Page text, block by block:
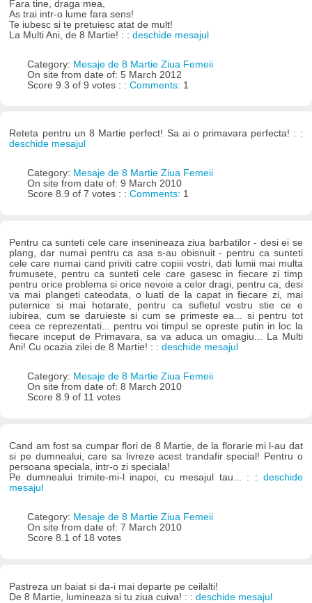
Fara tine, draga mea,
As trai intr-o lume fara sens!
Te iubesc si te pretuiesc atat de mult!
La Multi Ani, de 8 Martie! : :deschide mesajul
Category: Mesaje de 8 Martie Ziua Femeii
On site from date of: 5 March 2012
Score 9.3 of 9 votes : : Comments: 1
Reteta pentru un 8 Martie perfect! Sa ai o primavara perfecta! : :
deschide mesajul
Category: Mesaje de 8 Martie Ziua Femeii
On site from date of: 9 March 2010
Score 8.9 of 7 votes : : Comments: 1
Pentru ca sunteti cele care insenineaza ziua barbatilor - desi ei se
plang, dar numai pentru ca asa s-au obisnuit - pentru ca sunteti
cele care numai cand priviti catre copiii vostri, dati lumii mai multa
frumusete, pentru ca sunteti cele care gasesc in fiecare zi timp
pentru orice problema si orice nevoie a celor dragi, pentru ca, desi
va mai plangeti cateodata, o luati de la capat in fiecare zi, mai
puternice si mai hotarate, pentru ca sufletul vostru stie ce e
iubirea, cum se daruieste si cum se primeste ea... si pentru tot
ceea ce reprezentati... pentru voi timpul se opreste putin in loc la
fiecare inceput de Primavara, sa va aduca un omagiu... La Multi
Ani! Cu ocazia zilei de 8 Martie! : :deschide mesajul
Category: Mesaje de 8 Martie Ziua Femeii
On site from date of: 8 March 2010
Score 8.9 of 11 votes
Cand am fost sa cumpar flori de 8 Martie, de la florarie mi l-au dat
si pe dumnealui, care sa livreze acest trandafir special! Pentru o
persoana speciala, intr-o zi speciala!
Pe dumnealui trimite-mi-l inapoi, cu mesajul tau... : : deschide
mesajul
Category: Mesaje de 8 Martie Ziua Femeii
On site from date of: 7 March 2010
Score 8.1 of 18 votes
Pastreza un baiat si da-i mai departe pe ceilalti!
De 8 Martie, lumineaza si tu ziua cuiva! : :deschide mesajul